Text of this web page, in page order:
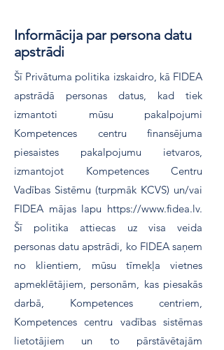
Informācija par persona datu
apstrādi
Šī Privātuma politika izskaidro, kā FIDEA
apstrādā personas datus, kad tiek
izmantoti mūsu pakalpojumi
Kompetences centru finansējuma
piesaistes pakalpojumu ietvaros,
izmantojot Kompetences Centru
Vadības Sistēmu (turpmāk KCVS) un/vai
FIDEA mājas lapu https://www.fidea.lv.
Šī politika attiecas uz visa veida
personas datu apstrādi, ko FIDEA saņem
no klientiem, mūsu tīmekļa vietnes
apmeklētājiem, personām, kas piesakās
darbā, Kompetences centriem,
Kompetences centru vadības sistēmas
lietotājiem un to pārstāvētajām